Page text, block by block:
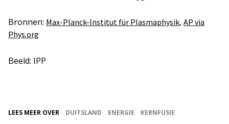
Bronnen: Max-Planck-Institut für Plasmaphysik, AP via
Phys.org
Beeld: IPP
LEES MEER OVER DUITSLAND ENERGIE
KERNFUSIE